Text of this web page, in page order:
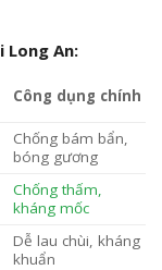
An:
Công dụng chính
Chống bám bẩn,
bóng gương
Chống thấm,
kháng mốc
Dễ lau chùi, kháng
khuẩn